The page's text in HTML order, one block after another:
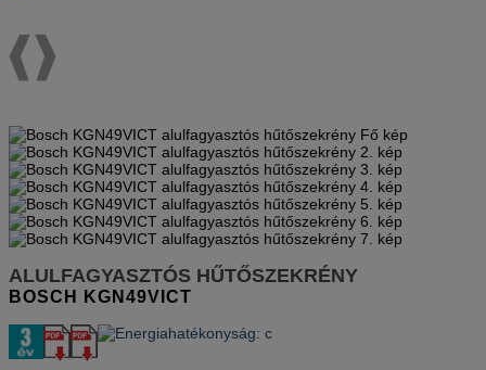
ALULFAGYASZTÓS HŰTŐSZEKRÉNY
BOSCH KGN49VICT